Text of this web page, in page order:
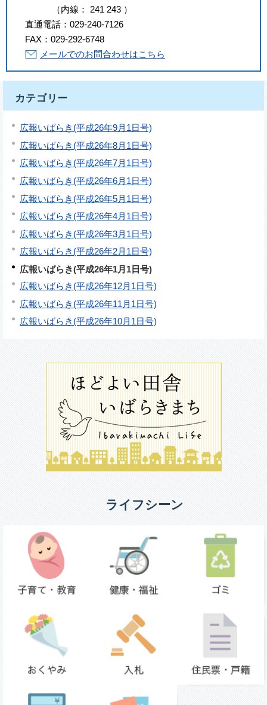
（内線 ： 241 243 ）
直通電話： 029-240-7126
FAX： 029-292-6748
メールでのお問合わせはこちら
カテゴリー
広報いばらき(平成26年9月1日号)
広報いばらき(平成26年8月1日号)
広報いばらき(平成26年7月1日号)
広報いばらき(平成26年6月1日号)
広報いばらき(平成26年5月1日号)
広報いばらき(平成26年4月1日号)
広報いばらき(平成26年3月1日号)
広報いばらき(平成26年2月1日号)
広報いばらき(平成26年1月1日号)
広報いばらき(平成26年12月1日号)
広報いばらき(平成26年11月1日号)
広報いばらき(平成26年10月1日号)
ライフシーン